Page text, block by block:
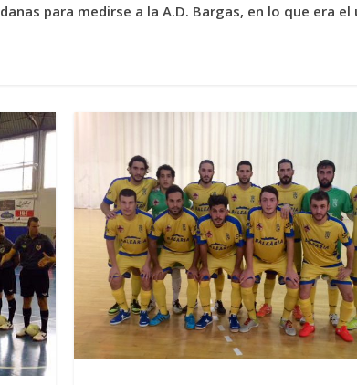
para medirse a la A.D. Bargas, en lo que era